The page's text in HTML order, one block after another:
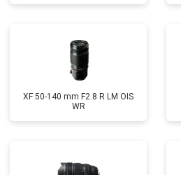
XF 50-140 mm F2.8 R LM OIS
WR